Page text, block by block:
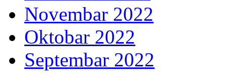
Novembar 2022
Oktobar 2022
Septembar 2022